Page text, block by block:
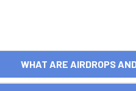
WHAT ARE AIRDROPS